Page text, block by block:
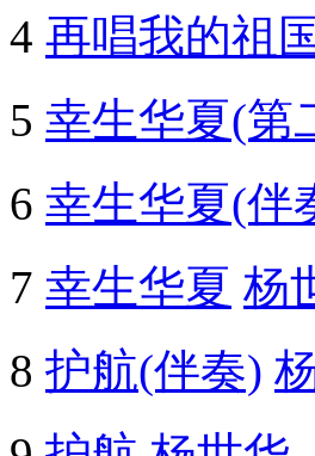
4 再唱我的祖
5 幸生华夏(第
6 幸生华夏(伴
7 幸生华夏 杨
8 护航(伴奏)